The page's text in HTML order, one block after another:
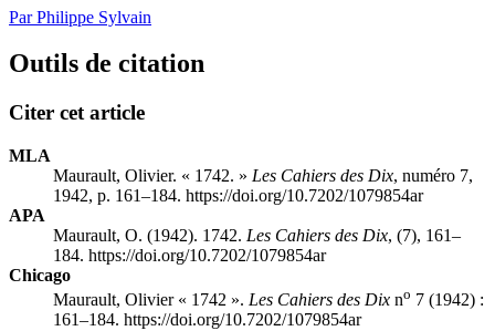
Par Philippe Sylvain
Outils de citation
Citer cet article
MLA
Maurault, Olivier. « 1742. » Les Cahiers des Dix, numéro 7,
1942, p. 161–184. https://doi.org/10.7202/1079854ar
APA
Maurault, O. (1942). 1742. Les Cahiers des Dix, (7), 161–
184. https://doi.org/10.7202/1079854ar
Chicago
Maurault, Olivier « 1742 ». Les Cahiers des Dix no 7 (1942) :
161–184. https://doi.org/10.7202/1079854ar